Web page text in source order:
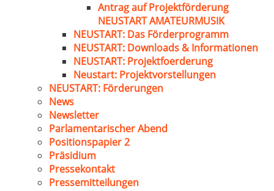
Antrag auf Projektförderung
NEUSTART AMATEURMUSIK
NEUSTART: Das Förderprogramm
NEUSTART: Downloads & Informationen
NEUSTART: Projektfoerderung
Neustart: Projektvorstellungen
NEUSTART: Förderungen
News
Newsletter
Parlamentarischer Abend
Positionspapier 2
Präsidium
Pressekontakt
Pressemitteilungen